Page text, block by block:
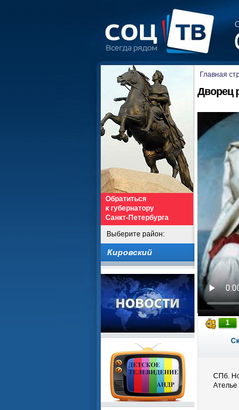
Обратиться
к губернатору
Санкт-Петербурга
Выберите район:
Кировский
Главная
Дворец
1
СПб.
Ателье